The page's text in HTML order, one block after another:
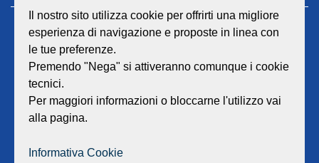
GEAT Srl
Sede legale e amministrativa:
Viale Lombardia 17 - 47838 Riccione
Capitale sociale euro 12.233.943,00 I.V.
E-mail:
Il nostro sito utilizza cookie per offrirti una migliore
esperienza di navigazione e proposte in linea con
le tue preferenze.
Premendo "Nega" si attiveranno comunque i cookie
tecnici.
Per maggiori informazioni o bloccarne l'utilizzo vai
alla pagina.
Informativa Cookie